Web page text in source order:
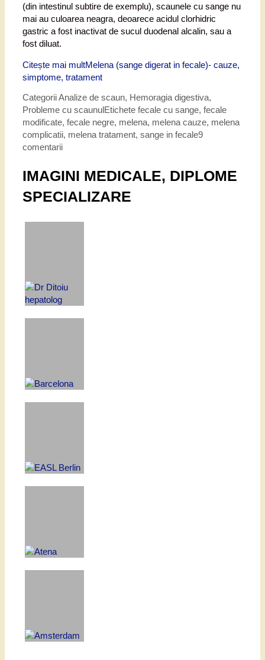
(din intestinul subtire de exemplu), scaunele cu sange nu
mai au culoarea neagra, deoarece acidul clorhidric
gastric a fost inactivat de sucul duodenal alcalin, sau a
fost diluat.
Citește mai multMelena (sange digerat in fecale)- cauze,
simptome, tratament
CategoriiAnalize de scaun, Hemoragia digestiva,
Probleme cu scaunulEtichete fecale cu sange, fecale
modificate, fecale negre, melena, melena cauze, melena
complicatii, melena tratament, sange in fecale9
comentarii
IMAGINI MEDICALE, DIPLOME
SPECIALIZARE